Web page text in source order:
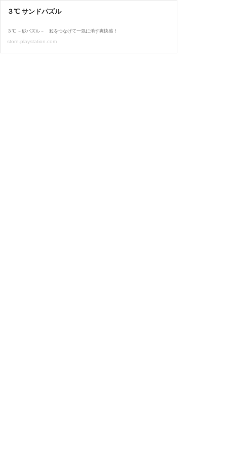
３℃ サンドパズル
３℃ －砂パズル－ 粒をつなげて一気に消す爽快感！
store.playstation.com